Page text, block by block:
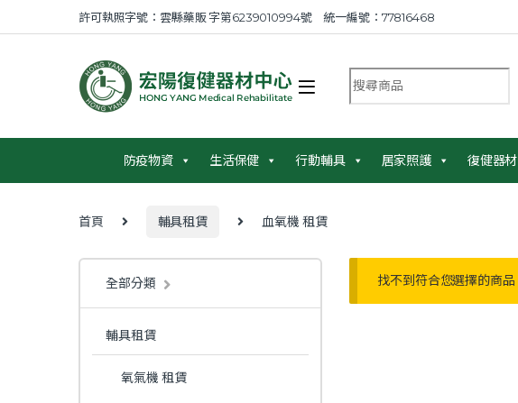
Skip to navigation
Skip to content許可執照字號：雲縣藥販 字第6239010994號 統一編號：77816468
搜尋商品：
防疫物資 生活保健 行動輔具 居家照護 復健器材
首頁 輔具租賃 血氧機 租賃
找不到符合您選擇的商品
全部分類
輔具租賃
氧氣機 租賃